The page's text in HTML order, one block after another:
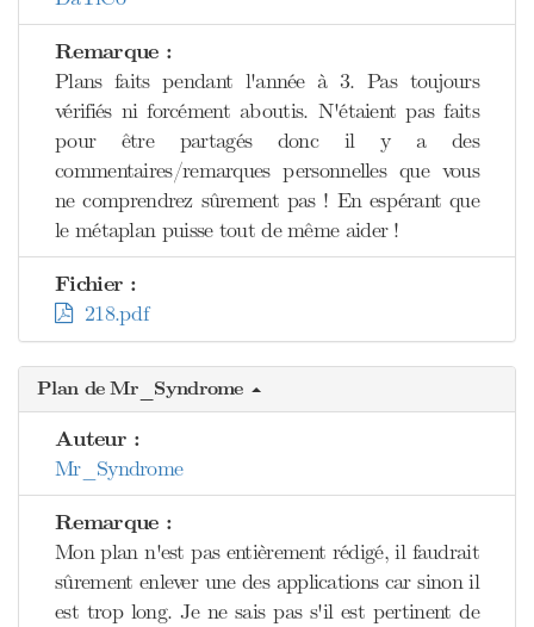
Remarque :
Plans faits pendant l'année à 3. Pas toujours
vérifiés ni forcément aboutis. N'étaient pas faits
pour être partagés donc il y a des
commentaires/remarques personnelles que vous
ne comprendrez sûrement pas ! En espérant que
le métaplan puisse tout de même aider !
Fichier :
218.pdf
Plan de Mr_Syndrome
Auteur :
Mr_Syndrome
Remarque :
Mon plan n'est pas entièrement rédigé, il faudrait
sûrement enlever une des applications car sinon il
est trop long. Je ne sais pas s'il est pertinent de